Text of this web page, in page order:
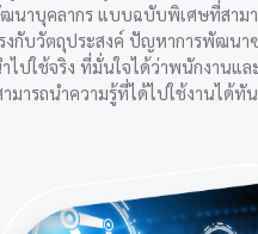
นาบุคลากร แบบฉบับพิเศษที่สาม
งกับวัตถุประสงค์ ปัญหาการพัฒนา
ำไปใช้จริง ที่มั่นใจได้ว่าพนักงาน
มารถนำความรู้ที่ได้ไปใช้งานได้ทั